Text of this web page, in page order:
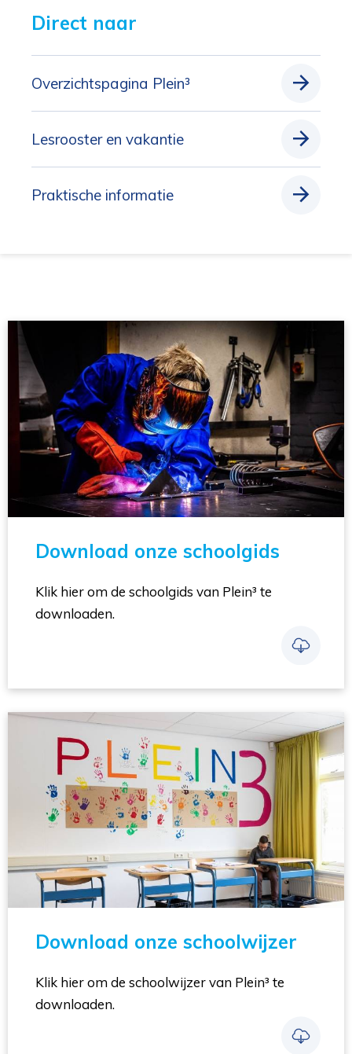
Direct naar
Overzichtspagina Plein³
Lesrooster en vakantie
Praktische informatie
Download onze schoolgids
Klik hier om de schoolgids van Plein³ te
downloaden.
Download onze schoolwijzer
Klik hier om de schoolwijzer van Plein³ te
downloaden.